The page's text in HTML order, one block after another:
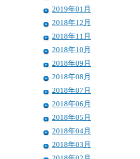
2019年01月
2018年12月
2018年11月
2018年10月
2018年09月
2018年08月
2018年07月
2018年06月
2018年05月
2018年04月
2018年03月